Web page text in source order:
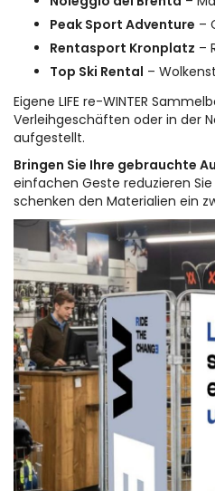
Peak Sport Adventure –
Rentasport Kronplatz –
Top Ski Rental –
Eigene LIFE re-WINTER
Verleihgeschäften oder in der
aufgestellt.
Bringen Sie Ihre gebrauchte
einfachen Geste reduzieren
schenken den Materialien ein